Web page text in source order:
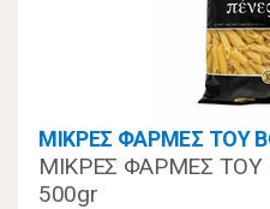
ΜΙΚΡΕΣ ΦΑΡΜΕΣ ΤΟΥ
ΜΙΚΡΕΣ ΦΑΡΜΕΣ ΤΟΥ
500gr